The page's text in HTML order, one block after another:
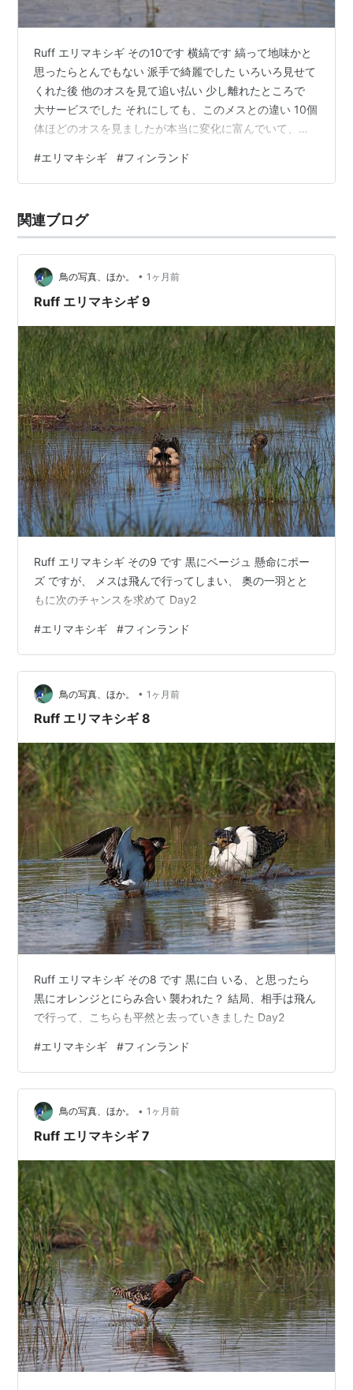
Ruff エリマキシギ その10です 横縞です 縞って地味かと
思ったらとんでもない 派手で綺麗でした いろいろ見せて
くれた後 他のオスを見て追い払い 少し離れたところで
大サービスでした それにしても、このメスとの違い 10個
体ほどのオスを見ましたが本当に変化に富んでいて、同
#エリマキシギ #フィンランド
関連ブログ
鳥の写真、ほか。 • 1ヶ月前
Ruff エリマキシギ 9
Ruff エリマキシギ その9 です 黒にベージュ 懸命にポー
ズ ですが、 メスは飛んで行ってしまい、 奥の一羽とと
もに次のチャンスを求めて Day2
#エリマキシギ #フィンランド
鳥の写真、ほか。 • 1ヶ月前
Ruff エリマキシギ 8
Ruff エリマキシギ その8 です 黒に白 いる、と思ったら
黒にオレンジとにらみ合い 襲われた？ 結局、相手は飛ん
で行って、こちらも平然と去っていきました Day2
#エリマキシギ #フィンランド
鳥の写真、ほか。 • 1ヶ月前
Ruff エリマキシギ 7